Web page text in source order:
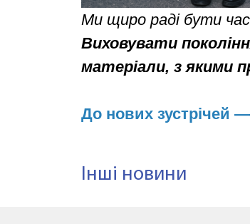
Ми щиро раді бути
Виховувати
матеріали, з якими
До нових зустрічей
Інші новини